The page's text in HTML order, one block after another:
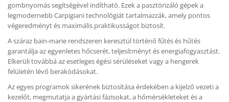
gombnyomás segítségével indítható. Ezek a pasztörizáló gépek a
legmodernebb Carpigiani technológiát tartalmazzák, amely pontos
végeredményt és maximális praktikusságot biztosít.
A száraz bain-marie rendszeren keresztül történő fűtés és hűtés
garantálja az egyenletes hőcserét, teljesítményt és energiafogyasztást.
Elkerüli továbbá az esetleges égési sérüléseket vagy a hengerek
felületén lévő berakódásokat.
Az egyes programok sikerének biztosítása érdekében a kijelző vezeti a
kezelőt, megmutatja a gyártási fázisokat, a hőmérsékleteket és a